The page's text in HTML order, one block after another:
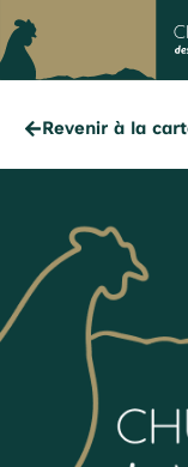
Revenir à la